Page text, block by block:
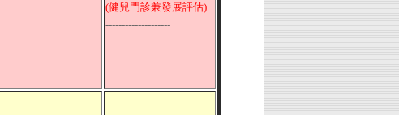
(健兒門診兼發展評估)
--------------------